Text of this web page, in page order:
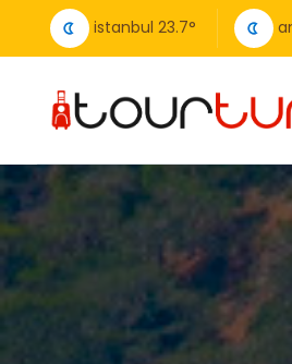
istanbul 23.7°